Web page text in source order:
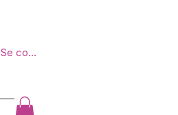
Se connecter